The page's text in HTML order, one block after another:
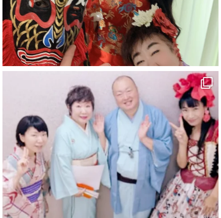
#有形文化財
#四国
#愛媛観光
#旅行
#旅行動画
#一人旅
#観光スポット
#旅行好きと繋がりたい
5 X
マジシャン派遣 パッションプリンセス【公式】
@comedy_illusion · 6 8月
お疲れ様です
ブログ更新しました